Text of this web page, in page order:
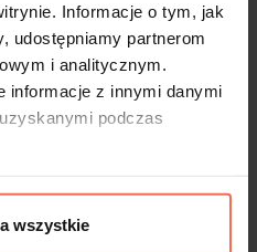
Informacje o tym, jak
udostępniamy partnerom
i analitycznym.
informacje z innymi danymi
podczas
wszystkie
się zaokrąglonym
sposobem
rozmiar uchwytu
gałkę, która będzie
Twojego mebla.
w łazienkach, na
lub w sypialni.